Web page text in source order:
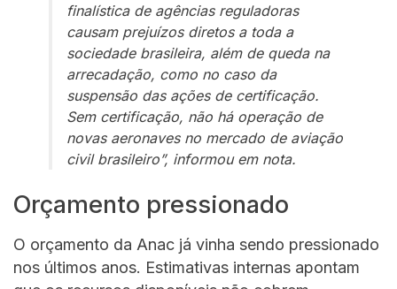
finalística de agências reguladoras
causam prejuízos diretos a toda a
sociedade brasileira, além de queda na
arrecadação, como no caso da
suspensão das ações de certificação.
Sem certificação, não há operação de
novas aeronaves no mercado de aviação
civil brasileiro”, informou em nota.
Orçamento pressionado
O orçamento da Anac já vinha sendo pressionado
nos últimos anos. Estimativas internas apontam